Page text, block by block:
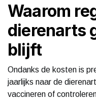
Waarom
dierenarts
blijft
Ondanks de kosten is
jaarlijks naar de
vaccineren of